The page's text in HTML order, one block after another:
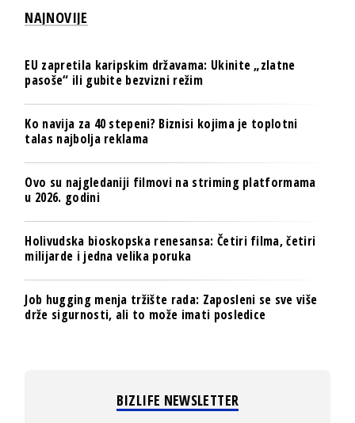
NAJNOVIJE
EU zapretila karipskim državama: Ukinite „zlatne
pasoše“ ili gubite bezvizni režim
Ko navija za 40 stepeni? Biznisi kojima je toplotni
talas najbolja reklama
Ovo su najgledaniji filmovi na striming platformama
u 2026. godini
Holivudska bioskopska renesansa: Četiri filma, četiri
milijarde i jedna velika poruka
Job hugging menja tržište rada: Zaposleni se sve više
drže sigurnosti, ali to može imati posledice
BIZLIFE NEWSLETTER